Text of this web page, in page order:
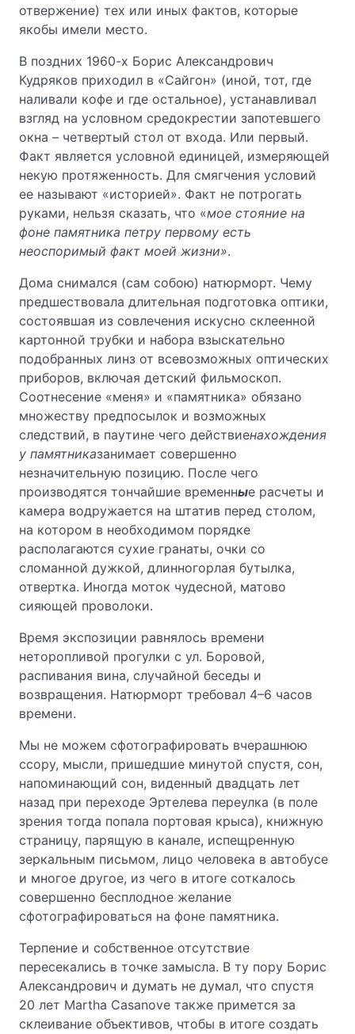
отвержение) тех или иных фактов, которые
якобы имели место.
В поздних 1960-х Борис Александрович
Кудряков приходил в «Сайгон» (иной, тот, где
наливали кофе и где остальное), устанавливал
взгляд на условном средокрестии запотевшего
окна – четвертый стол от входа. Или первый.
Факт является условной единицей, измеряющей
некую протяженность. Для смягчения условий
ее называют «историей». Факт не потрогать
руками, нельзя сказать, что «мое стояние на
фоне памятника петру первому есть
неоспоримый факт моей жизни».
Дома снимался (сам собою) натюрморт. Чему
предшествовала длительная подготовка оптики,
состоявшая из совлечения искусно склеенной
картонной трубки и набора взыскательно
подобранных линз от всевозможных оптических
приборов, включая детский фильмоскоп.
Соотнесение «меня» и «памятника» обязано
множеству предпосылок и возможных
следствий, в паутине чего действиенахождения
у памятниказанимает совершенно
незначительную позицию. После чего
производятся тончайшие временные расчеты и
камера водружается на штатив перед столом,
на котором в необходимом порядке
располагаются сухие гранаты, очки со
сломанной дужкой, длинногорлая бутылка,
отвертка. Иногда моток чудесной, матово
сияющей проволоки.
Время экспозиции равнялось времени
неторопливой прогулки с ул. Боровой,
распивания вина, случайной беседы и
возвращения. Натюрморт требовал 4–6 часов
времени.
Мы не можем сфотографировать вчерашнюю
ссору, мысли, пришедшие минутой спустя, сон,
напоминающий сон, виденный двадцать лет
назад при переходе Эртелева переулка (в поле
зрения тогда попала портовая крыса), книжную
страницу, парящую в канале, испещренную
зеркальным письмом, лицо человека в автобусе
и многое другое, из чего в итоге соткалось
совершенно бесплодное желание
сфотографироваться на фоне памятника.
Терпение и собственное отсутствие
пересекались в точке замысла. В ту пору Борис
Александрович и думать не думал, что спустя
20 лет Martha Casanove также примется за
склеивание объективов, чтобы в итоге создать